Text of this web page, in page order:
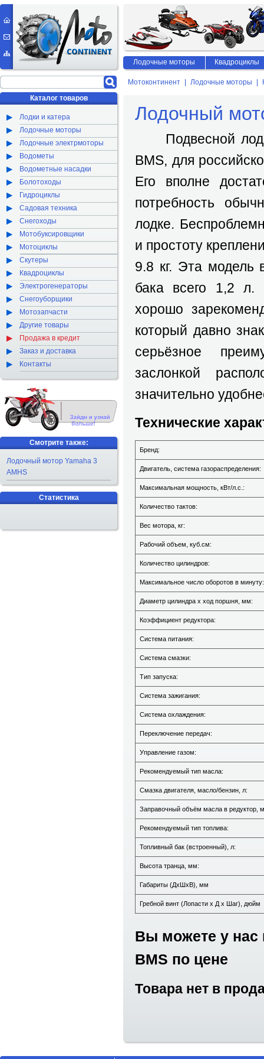
Мотоконтинент Лодочные моторы
Лодочный
Подвесной
BMS, для
Его вполне
потребность
лодке.
и простоту
9.8 кг. Эта модель
бака всего 1,2 л.
хорошо
который давно
серьёзное
заслонкой
значительно
Технические
Бренд:
Двигатель, система газораспределения:
Максимальная мощность, кВт/л.с.:
Количество тактов:
Вес мотора, кг:
Рабочий объем, куб.см:
Количество цилиндров:
Максимальное число оборотов в минуту:
Диаметр цилиндра х ход поршня, мм:
Коэффициент редуктора:
Система питания:
Система смазки:
Тип запуска:
Система зажигания:
Система охлаждения:
Переключение передач:
Управление газом:
Рекомендуемый тип масла:
Смазка двигателя, масло/бензин, л:
Заправочный объём масла в редуктор,
Рекомендуемый тип топлива:
Топливный бак (встроенный), л:
Высота транца, мм:
Габариты (ДхШхВ), мм
Гребной винт (Лопасти х Д х Шаг), дюйм
Вы можете у нас
BMS по цене
Товара нет в
Каталог товаров
Лодки и катера
Лодочные моторы
Лодочные электрмоторы
Водометы
Водометные насадки
Болотоходы
Гидроциклы
Садовая техника
Снегоходы
Мотобуксировщики
Мотоциклы
Скутеры
Квадроциклы
Электрогенераторы
Снегоуборщики
Мотозапчасти
Другие товары
Продажа в кредит
Заказ и доставка
Контакты
Смотрите также:
Лодочный мотор Yamaha 3
AMHS
Статистика
Лодочные моторы Квадроциклы